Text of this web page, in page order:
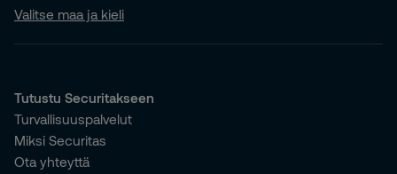
Valitse maa ja kieli
Tutustu Securitakseen
Turvallisuuspalvelut
Miksi Securitas
Ota yhteyttä